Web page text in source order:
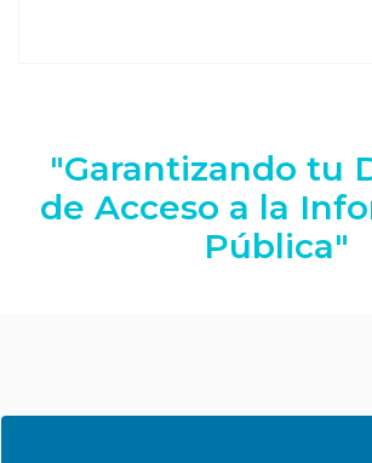
"Garantizando tu
de Acceso a la
Pública"